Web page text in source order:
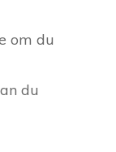
om du
du